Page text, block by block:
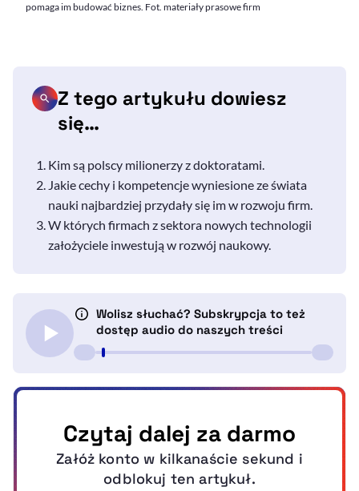
pomaga im budować biznes. Fot. materiały prasowe firm
Z tego artykułu dowiesz
się…
Kim są polscy milionerzy z doktoratami.
Jakie cechy i kompetencje wyniesione ze świata
nauki najbardziej przydały się im w rozwoju firm.
W których firmach z sektora nowych technologii
założyciele inwestują w rozwój naukowy.